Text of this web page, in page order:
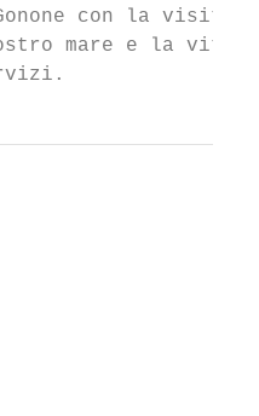
con la visita
mare e la vita